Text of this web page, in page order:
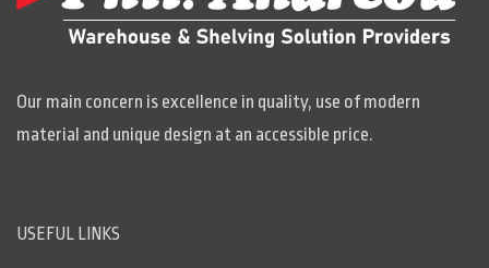
Our main concern is excellence in quality, use of modern
material and unique design at an accessible price.
USEFUL LINKS